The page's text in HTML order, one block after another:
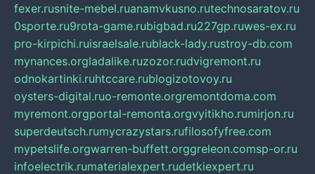
fexer.rusnite-mebel.ruanamvkusno.rutechnosaratov.ru
0sporte.ru9rota-game.rubigbad.ru227gp.ruwes-ex.ru
pro-kirpichi.ruisraelsale.rublack-lady.rustroy-db.com
mynances.orgladalike.ruzozor.rudvigremont.ru
odnokartinki.ruhtccare.rublogizotovoy.ru
oysters-digital.ruo-remonte.orgremontdoma.com
myremont.orgportal-remonta.orgvyitikho.rumirjon.ru
superdeutsch.rumycrazystars.rufilosofyfree.com
mypetslife.orgwarren-buffett.orggreleon.comsp-or.ru
infoelectrik.rumaterialexpert.rudetkiexpert.ru